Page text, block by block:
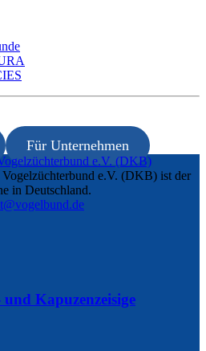
Für Unternehmen
e.V. (DKB) ist der
in Deutschland.
Kapuzenzeisige